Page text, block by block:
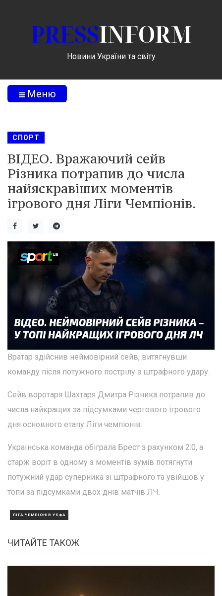
PRESSINFORM
Новини України та світу
Меню
СПОРТ
ВІДЕО. Вражаючий сейв
Різника потрапив до числа
найяскравіших моментів
ігрового дня Ліги Чемпіонів.
Вратар здійснив неймовірний сейв, витягнувши
команду після потужного пострілу з штрафного удару.
Сейв воротаря Шахтаря Дмитра Різника потрапив до
числа найкращих за підсумками чергового ігрового
дня основного етапу Ліги чемпіонів.
Українська команда обіграла Брест з рахунком 2:0, а
старж воріт в одному з моментів зумів потягнути
потужний удар суперника зі штрафного та увійшов у
топи за підсумками двох днів матчів ЛЧ.
ЛІГА ЧЕМПІОНІВ УЄФА
ЧИТАЙТЕ ТАКОЖ